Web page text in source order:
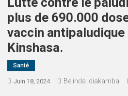
plus de 690.000
vaccin antipaludique
Kinshasa.
Santé
Juin 18, 2024 Belinda Idiakamba